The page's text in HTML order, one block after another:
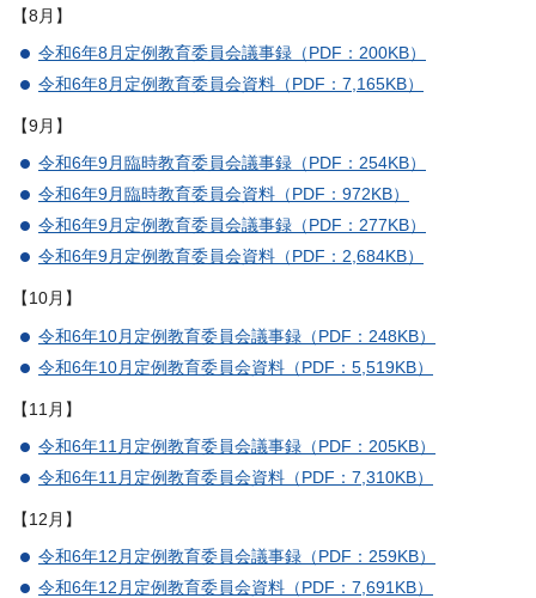
【8月】
令和6年8月定例教育委員会議事録（PDF：200KB）
令和6年8月定例教育委員会資料（PDF：7,165KB）
【9月】
令和6年9月臨時教育委員会議事録（PDF：254KB）
令和6年9月臨時教育委員会資料（PDF：972KB）
令和6年9月定例教育委員会議事録（PDF：277KB）
令和6年9月定例教育委員会資料（PDF：2,684KB）
【10月】
令和6年10月定例教育委員会議事録（PDF：248KB）
令和6年10月定例教育委員会資料（PDF：5,519KB）
【11月】
令和6年11月定例教育委員会議事録（PDF：205KB）
令和6年11月定例教育委員会資料（PDF：7,310KB）
【12月】
令和6年12月定例教育委員会議事録（PDF：259KB）
令和6年12月定例教育委員会資料（PDF：7,691KB）